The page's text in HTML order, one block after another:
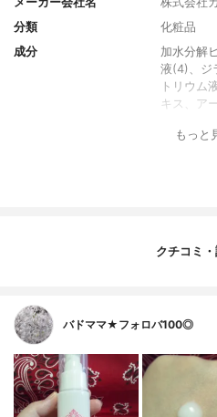
分類
化粧品
成分
加水分解
液(4)、ジ
トリウム
キス、ア
ス、ホウ
液、ソル
ン、L-プ
ルコール
トリ(カプ
シロキサ
リマー、
ン酸ナト
グリコー
もっと
クチコミ
バドママ★フォロバ100◎